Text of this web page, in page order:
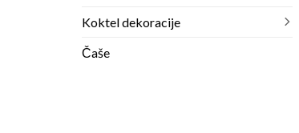
Koktel dekoracije
Čaše